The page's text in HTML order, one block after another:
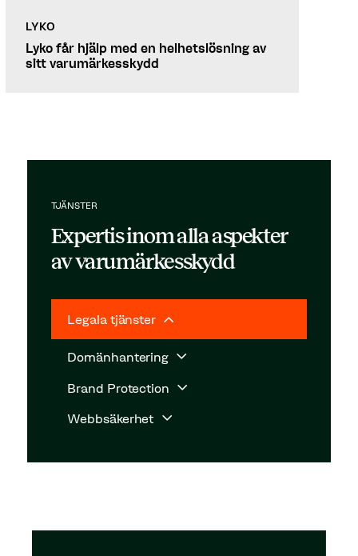
LYKO
Lyko får hjälp med en helhetslösning av
sitt varumärkesskydd
TJÄNSTER
Expertis inom alla aspekter
av varumärkesskydd
Legala tjänster
Domänhantering
Brand Protection
Webbsäkerhet